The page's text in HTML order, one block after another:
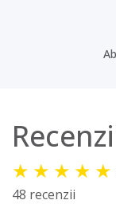
★ ★ ★ ★ ★
48 recenzii